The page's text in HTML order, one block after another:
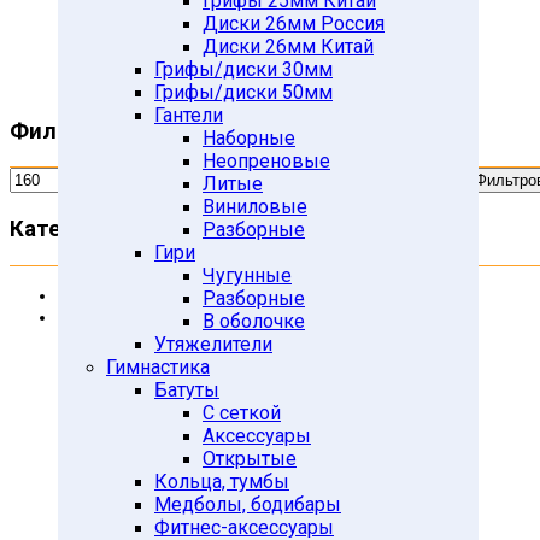
Диски 26мм Россия
Диски 26мм Китай
Грифы/диски 30мм
Грифы/диски 50мм
Гантели
Наборные
Неопреновые
Литые
Виниловые
Разборные
Гири
Чугунные
Разборные
В оболочке
Утяжелители
Гимнастика
Батуты
С сеткой
Аксессуары
Открытые
Кольца, тумбы
Медболы, бодибары
Фитнес-аксессуары
Фильтр по цене
Категории товаров
Гантели
Литые гантели
Наборные гантели
Неопреновые гантели
Разборные гантели